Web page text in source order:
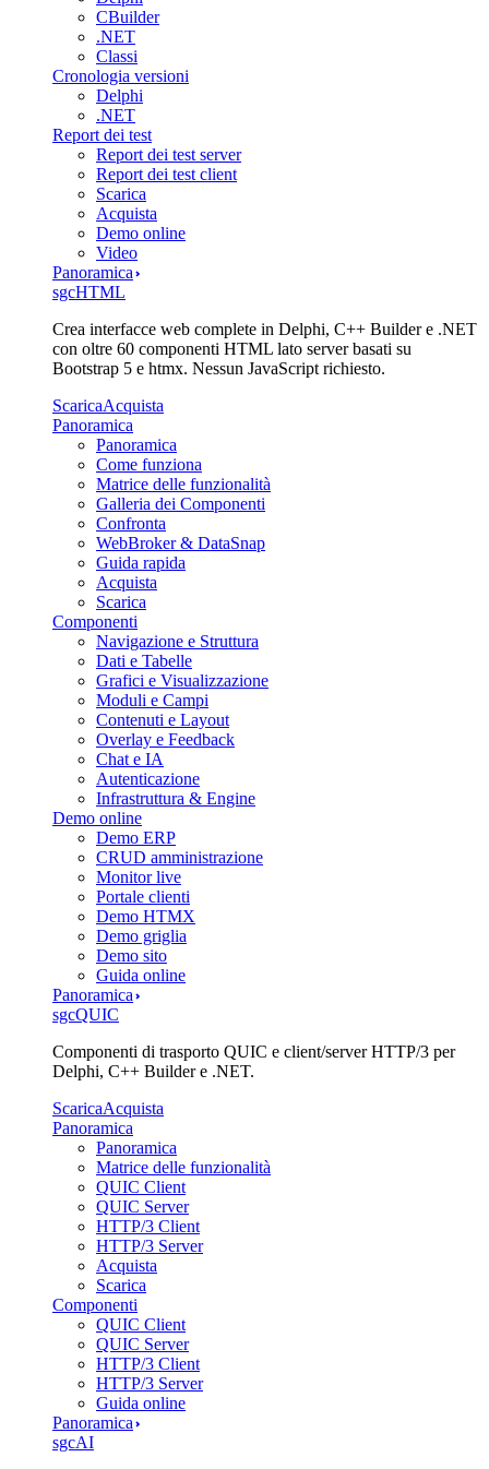
CBuilder
.NET
Classi
Cronologia versioni
Delphi
.NET
Report dei test
Report dei test server
Report dei test client
Scarica
Acquista
Demo online
Video
Panoramica
sgcHTML
Crea interfacce web complete in Delphi, C++ Builder e .NET
con oltre 60 componenti HTML lato server basati su
Bootstrap 5 e htmx. Nessun JavaScript richiesto.
ScaricaAcquista
Panoramica
Panoramica
Come funziona
Matrice delle funzionalità
Galleria dei Componenti
Confronta
WebBroker & DataSnap
Guida rapida
Acquista
Scarica
Componenti
Navigazione e Struttura
Dati e Tabelle
Grafici e Visualizzazione
Moduli e Campi
Contenuti e Layout
Overlay e Feedback
Chat e IA
Autenticazione
Infrastruttura & Engine
Demo online
Demo ERP
CRUD amministrazione
Monitor live
Portale clienti
Demo HTMX
Demo griglia
Demo sito
Guida online
Panoramica
sgcQUIC
Componenti di trasporto QUIC e client/server HTTP/3 per
Delphi, C++ Builder e .NET.
ScaricaAcquista
Panoramica
Panoramica
Matrice delle funzionalità
QUIC Client
QUIC Server
HTTP/3 Client
HTTP/3 Server
Acquista
Scarica
Componenti
QUIC Client
QUIC Server
HTTP/3 Client
HTTP/3 Server
Guida online
Panoramica
sgcAI